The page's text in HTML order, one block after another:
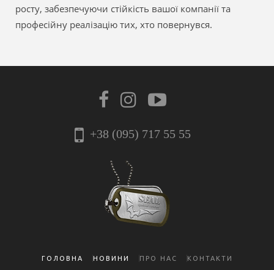
росту, забезпечуючи стійкість вашої компанії та
професійну реалізацію тих, хто повернувся.
+38 (095) 717 55 55
ГОЛОВНА НОВИНИ ПРО НАС КОНТАКТИ